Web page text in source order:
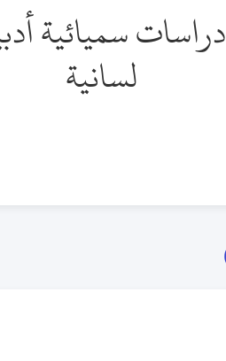
دراسات سميائية
لسانية